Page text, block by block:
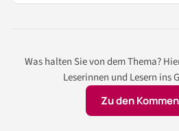
Was halten Sie von dem Thema?
Leserinnen und Lesern ins
Zu den